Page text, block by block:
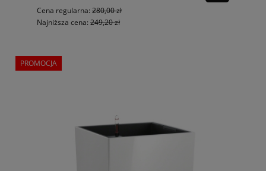
Cena regularna: 280,00 zł
Najniższa cena: 249,20 zł
PROMOCJA